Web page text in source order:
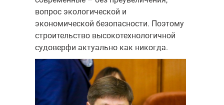
вопрос экологической и
экономической безопасности. Поэтому
строительство высокотехнологичной
судоверфи актуально как никогда.